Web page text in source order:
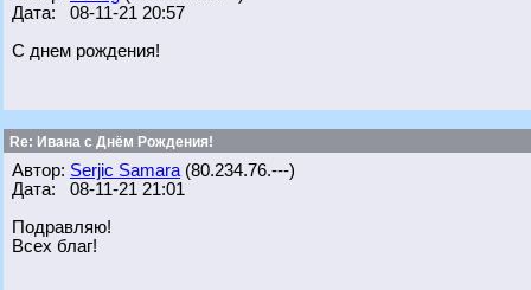
Дата: 08-11-21 20:57
С днем рождения!
Re: Ивана с Днём Рождения!
Автор: Serjic Samara (80.234.76.---)
Дата: 08-11-21 21:01
Подравляю!
Всех благ!